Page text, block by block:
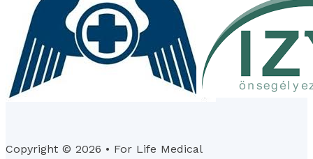
Copyright © 2026 • For Life Medical